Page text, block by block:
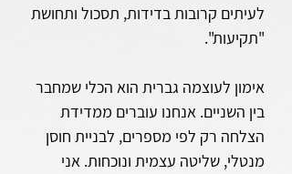
לעיתים קרובות בדידות, תסכול ותחושת
"תקיעות".
אימון לעוצמה גברית הוא הכלי שמחבר
בין השניים. אנחנו עוברים ממדידת
הצלחה רק לפי מספרים, לבניית חוסן
מנטלי, שליטה עצמית ונוכחות. אני